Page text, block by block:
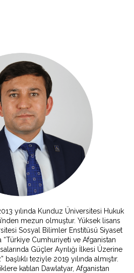
yılında Kunduz Üniversitesi Hukuk
mezun olmuştur. Yüksek lisans
Sosyal Bilimler Enstitüsü Siyaset
“Türkiye Cumhuriyeti ve Afganistan
Güçler Ayrılığı İlkesi Üzerine
başlıklı teziyle 2019 yılında almıştır.
katılan Dawlatyar, Afganistan